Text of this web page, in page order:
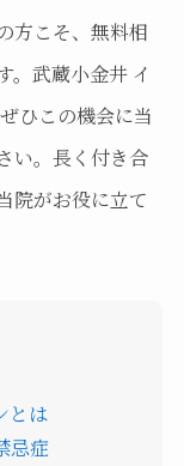
方こそ、無料相
。武蔵小金井 イ
ひこの機会に当
い。長く付き合
院がお役に立て
とは
忌症